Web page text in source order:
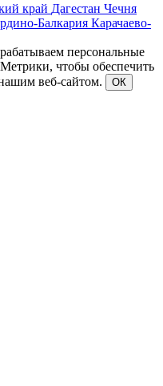
край Дагестан Чечня
Балкария Карачаево-
персональные
чтобы обеспечить
веб-сайтом.
ОК